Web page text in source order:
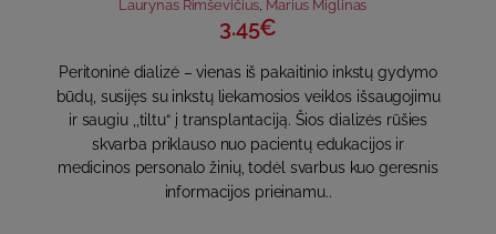
Laurynas Rimševičius, Marius Miglinas
3.45€
Peritoninė dializė – vienas iš pakaitinio inkstų gydymo
būdų, susijęs su inkstų liekamosios veiklos išsaugojimu
ir saugiu ,,tiltu“ į transplantaciją. Šios dializės rūšies
skvarba priklauso nuo pacientų edukacijos ir
medicinos personalo žinių, todėl svarbus kuo geresnis
informacijos prieinamu..